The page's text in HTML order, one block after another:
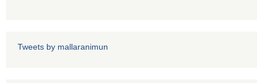
Tweets by mallaranimun